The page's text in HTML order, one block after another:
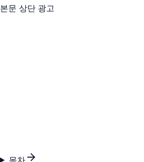
본문 상단 광고
목차